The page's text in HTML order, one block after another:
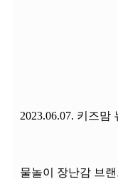
2023.06.07. 키즈맘
물놀이 장난감 브